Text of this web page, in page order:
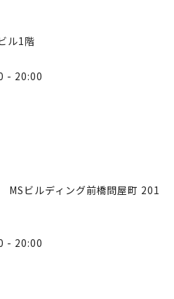
ル1階
- 20:00
ビルディング前橋問屋町 201
- 20:00